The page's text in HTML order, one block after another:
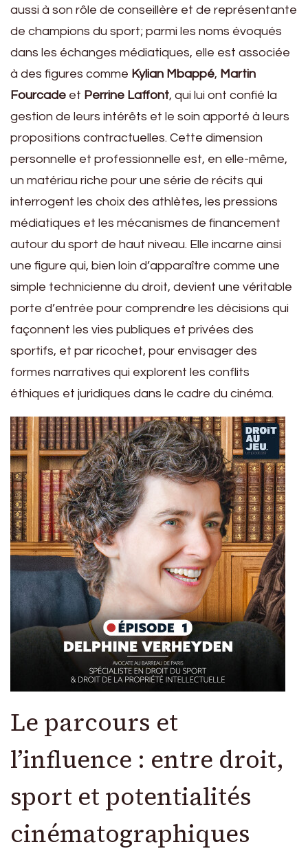
aussi à son rôle de conseillère et de représentante
de champions du sport; parmi les noms évoqués
dans les échanges médiatiques, elle est associée
à des figures comme Kylian Mbappé, Martin
Fourcade et Perrine Laffont, qui lui ont confié la
gestion de leurs intérêts et le soin apporté à leurs
propositions contractuelles. Cette dimension
personnelle et professionnelle est, en elle-même,
un matériau riche pour une série de récits qui
interrogent les choix des athlètes, les pressions
médiatiques et les mécanismes de financement
autour du sport de haut niveau. Elle incarne ainsi
une figure qui, bien loin d’apparaître comme une
simple technicienne du droit, devient une véritable
porte d’entrée pour comprendre les décisions qui
façonnent les vies publiques et privées des
sportifs, et par ricochet, pour envisager des
formes narratives qui explorent les conflits
éthiques et juridiques dans le cadre du cinéma.
Le parcours et
l’influence : entre droit,
sport et potentialités
cinématographiques